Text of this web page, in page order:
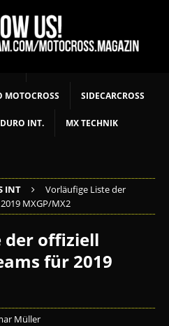
MX NEWS MX YOUTH
MX MASTERS MOTOCROSS INT
MOTOCROSS SIDECARCROSS
INT. MX TECHNIK
INT
Vorläufige Liste der
MXGP/MX2
der offiziell
für 2019
Müller